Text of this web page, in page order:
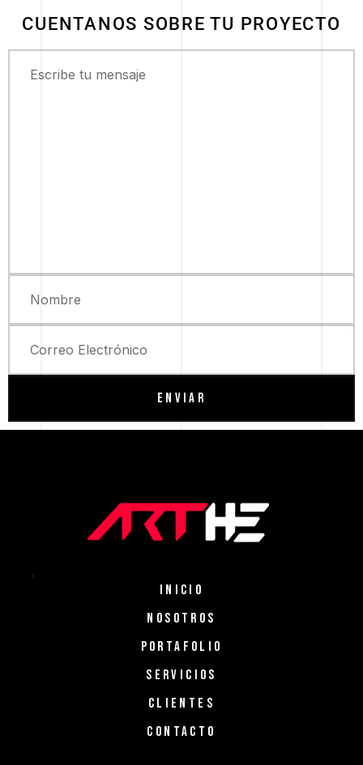
CUENTANOS SOBRE TU PROYECTO
ENVIAR
INICIO
NOSOTROS
PORTAFOLIO
SERVICIOS
CLIENTES
CONTACTO